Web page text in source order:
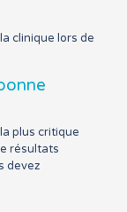
clinique lors de
plus critique
résultats
devez